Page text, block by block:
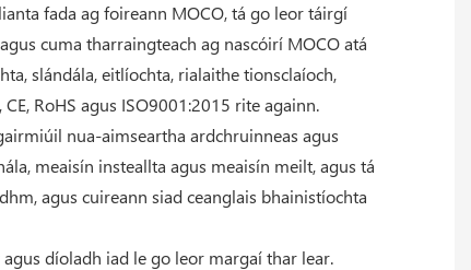
fada ag foireann MOCO, tá go leor táirgí
cuma tharraingteach ag nascóirí MOCO atá
slándála, eitlíochta, rialaithe tionsclaíoch,
RoHS agus ISO9001:2015 rite againn.
nua-aimseartha ardchruinneas agus
meaisín insteallta agus meaisín meilt, agus tá
agus cuireann siad ceanglais bhainistíochta
díoladh iad le go leor margaí thar lear.